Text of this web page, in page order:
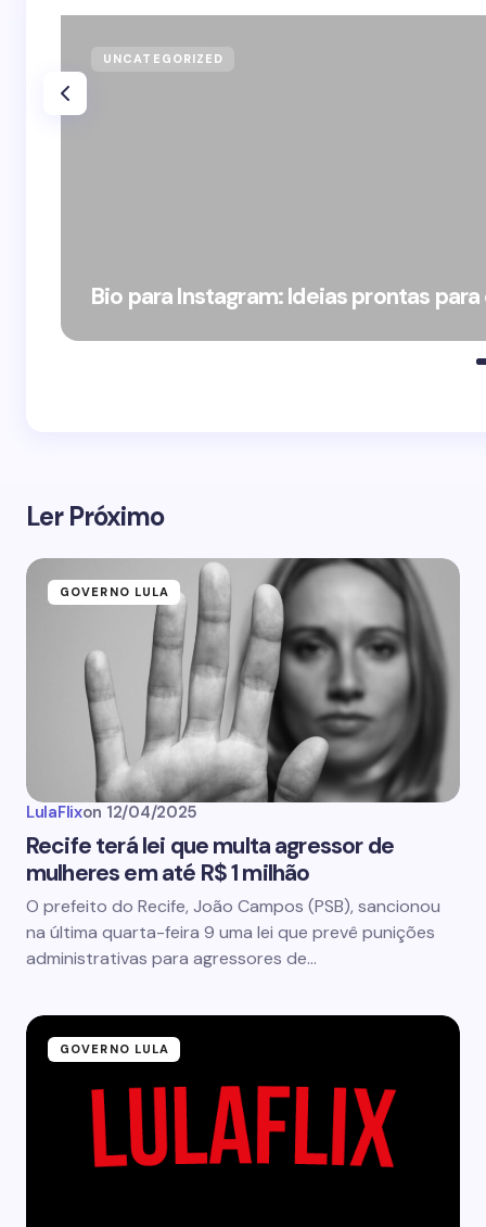
UNCATEGORIZED
Bio para Instagram: Ideias prontas
Ler Próximo
GOVERNO LULA
LulaFlixon 12/04/2025
Recife terá lei que multa agressor de
mulheres em até R$ 1 milhão
O prefeito do Recife, João Campos (PSB), sancionou
na última quarta-feira 9 uma lei que prevê punições
administrativas para agressores de…
GOVERNO LULA